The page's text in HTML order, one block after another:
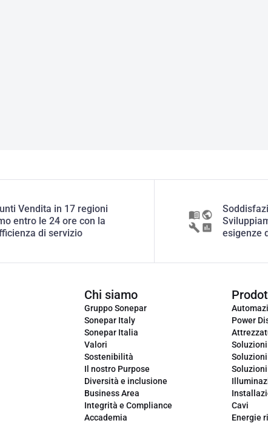
Vendita in 17 regioni
entro le 24 ore con la
di servizio
esigenze
Chi siamo
Gruppo Sonepar
Sonepar Italy
Sonepar Italia
Valori
Sostenibilità
Il nostro Purpose
Diversità e inclusione
Business Area
Integrità e Compliance
Accademia
Power
Cavi
Energie